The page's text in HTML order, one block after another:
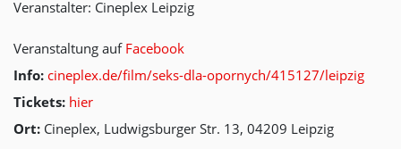
Veranstalter: Cineplex Leipzig
Veranstaltung auf Facebook
Info: cineplex.de/film/seks-dla-opornych/415127/leipzig
Tickets: hier
Ort: Cineplex, Ludwigsburger Str. 13, 04209 Leipzig